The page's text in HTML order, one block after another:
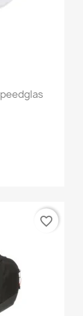
favorite_border